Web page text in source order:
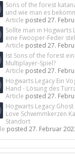
Sons of the forest
und wie man es
Article posted27.
Sollte man in Hogwarts
eine Fwooper-Feder
Article posted27.
Ist Sons of the forest ein
Multiplayer-Spiel?
Article posted27.
Hogwarts Legacy Ein
Hand - Lösung des
Article posted27.
Hogwarts Legacy
Love Schwimmkerzen
Standort
posted27. Februar